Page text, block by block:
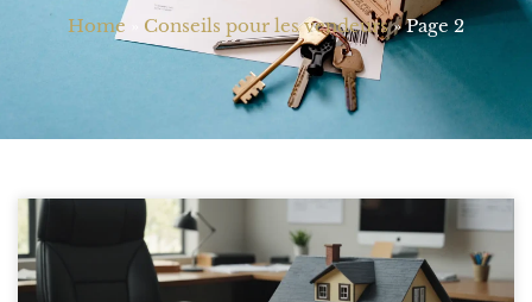
Home Conseils pour les vendeurs»Page 2